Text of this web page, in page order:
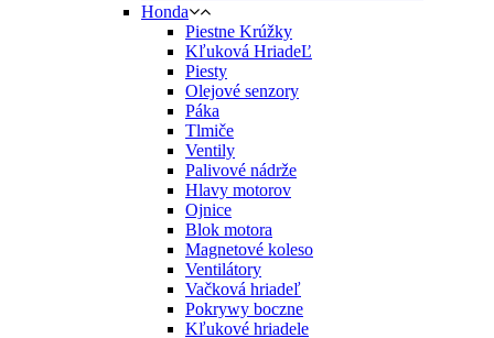
Honda
Piestne Krúžky
Kľuková HriadeĽ
Piesty
Olejové senzory
Páka
Tlmiče
Ventily
Palivové nádrže
Hlavy motorov
Ojnice
Blok motora
Magnetové koleso
Ventilátory
Vačková hriadeľ
Pokrywy boczne
Kľukové hriadele